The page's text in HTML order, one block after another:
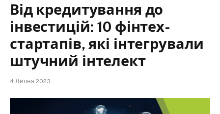
Від кредитування до
інвестицій: 10 фінтех-
стартапів, які інтегрували
штучний інтелект
4 Липня 2023